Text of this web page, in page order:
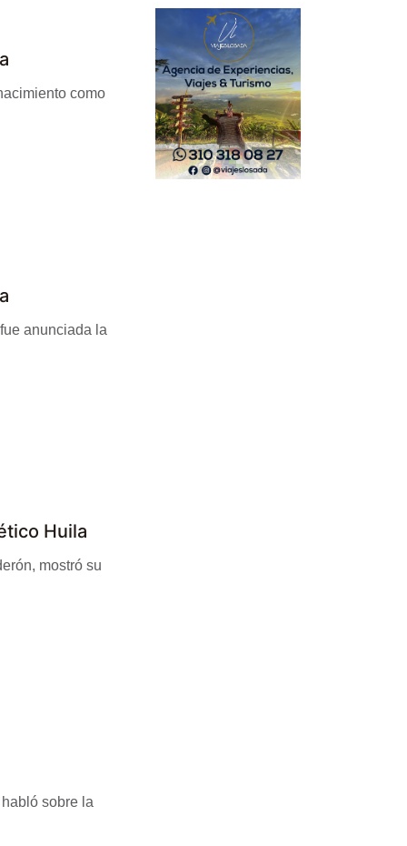
como
anunciada la
Huila
mostró su
sobre la